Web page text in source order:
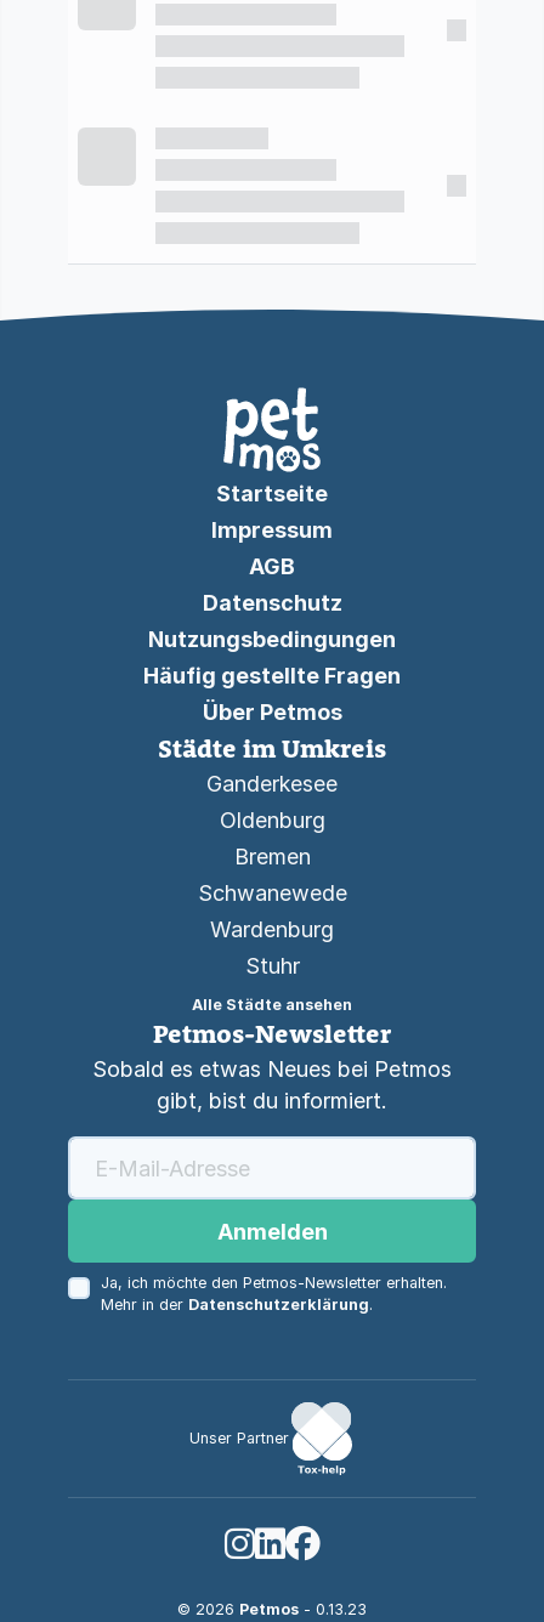
Startseite
Impressum
AGB
Datenschutz
Nutzungsbedingungen
Häufig gestellte Fragen
Über Petmos
Städte im Umkreis
Ganderkesee
Oldenburg
Bremen
Schwanewede
Wardenburg
Stuhr
Alle Städte ansehen
Petmos-Newsletter
Sobald es etwas Neues bei Petmos
gibt, bist du informiert.
Anmelden
Ja, ich möchte den Petmos-Newsletter erhalten.
Mehr in der Datenschutzerklärung.
Unser Partner
© 2026 Petmos - 0.13.23